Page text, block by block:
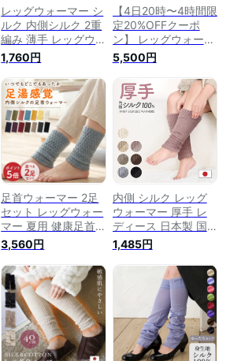
レッグウォーマー シ
ルク 内側シルク 2重
編み 薄手 レッグウ
ォーマー 絹屋 レッ
グウォーマー 薄手
シルク レッグウォー
マー レディース 内
側シルク100% 綿 メ
ンズ むくみ ゆった
り バレエ 日本製 冷
え 足 足首 冷えとり
冷房対策 贈り物 ギ
フト
1,760円
【4日20時〜4時間限
定20%OFFクーポ
ン】 レッグウォーマ
ー シルク 極暖 シル
ク ロング レッグウ
ォーマー シルク レ
ッグウォーマー ロン
グ レッグウォーマー
薄手 シルク 日本製
レディース メンズ
冷房対策 温活 冷え
とり 絹 あったかグ
ッズ 足 防寒 寒さ対
策 締め付けない
5,500円
足首ウォーマー 2足
セット レッグウォー
マー 夏用 健康足首
ウォーマー シルク
冷房対策 足首 温め
グッズ 冷えとり 就
寝用 睡眠 レディー
ス 日本製 二重構造
ショート 温活 レッ
グウォーマー レディ
ース 山忠 温むすび
3,560円
内側 シルク レッグ
ウォーマー 厚手 レ
ディース 日本製 国
産 秋冬 冬用 ニット
おしゃれ 足冷え対策
冷え対策 シルクレッ
グウォーマー レッグ
ウオーマー 足ウォー
マー グッズ プチギ
フト 黒 白 ベージュ
茶色 ピンク 高齢者
子供
1,485円